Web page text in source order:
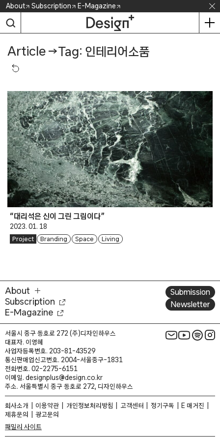
Skip
content
About Subscription E-Magazine
Article →Tag: 인테리어소품
“대리석은 신이 그린 그림이다”
2023. 01. 18
Project Branding Space Living
About
Subscription
E-Magazine
Submission
Newsletter
서울시 중구 동호로 272 (주)디자인하우스
대표자. 이영혜
사업자등록번호. 203-81-43529
통신판매업신고번호. 2004-서울중구-1831
전화번호. 02-2275-6151
이메일. designplus@design.co.kr
주소. 서울특별시 중구 동호로 272, 디자인하우스
회사소개 이용약관 개인정보처리방침 고객센터 정기구독
E 매거진
제휴문의
광고문의
패밀리 사이트